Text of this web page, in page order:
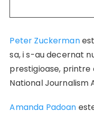
Peter Zuckerman
sa, i s-au decernat
prestigioase, printre
National Journalism
Amanda Padoan